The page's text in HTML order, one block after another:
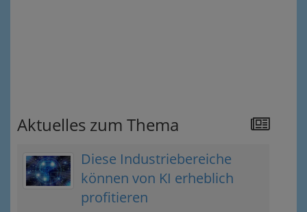
Aktuelles zum Thema
Diese Industriebereiche
können von KI erheblich
profitieren